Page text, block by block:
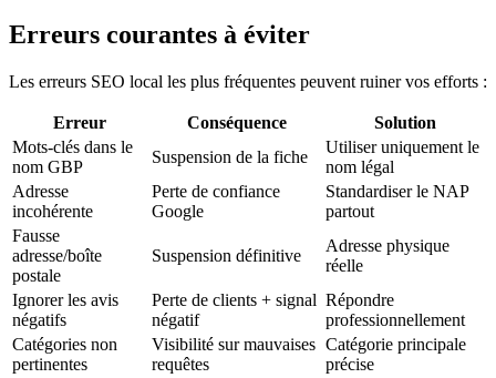
Erreurs courantes à éviter
Les erreurs SEO local les plus fréquentes peuvent ruiner vos efforts :
Erreur Conséquence
Solution
Mots-clés dans le
nom GBP
Suspension de la fiche
Utiliser uniquement le
nom légal
Adresse
incohérente
Perte de confiance
Google
Standardiser le NAP
partout
Fausse
adresse/boîte
postale
Suspension définitive
Adresse physique
réelle
Ignorer les avis
négatifs
Perte de clients + signal
négatif
Répondre
professionnellement
Catégories non
pertinentes
Visibilité sur mauvaises
requêtes
Catégorie principale
précise